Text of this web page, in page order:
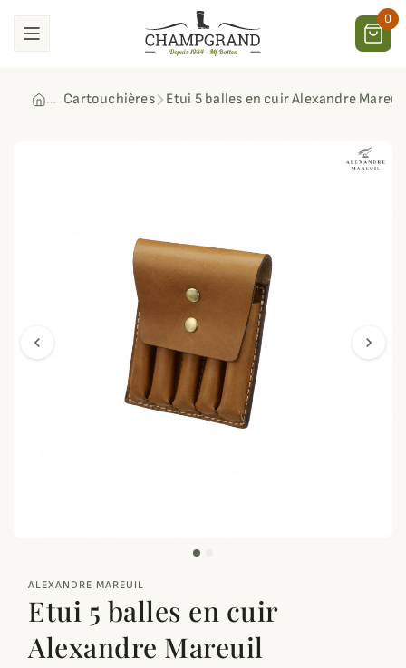
0
Cartouchières Etui 5 balles en cuir Alexandre Mareuil
chevron_left
zoom_out_map
chevron_right
ALEXANDRE MAREUIL
Etui 5 balles en cuir
Alexandre Mareuil